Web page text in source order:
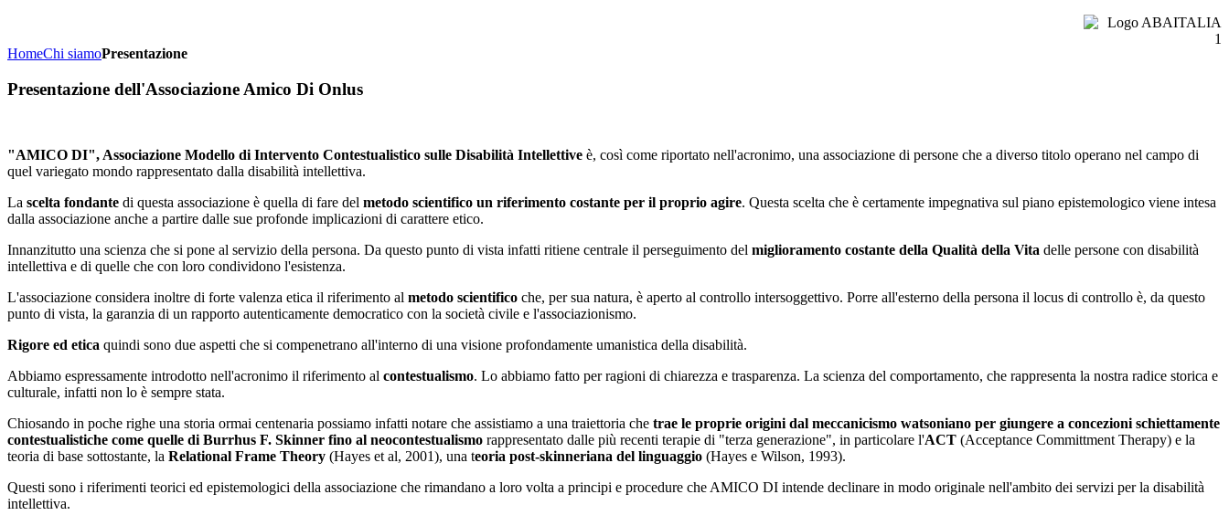
HomeChi siamoPresentazione
Presentazione dell'Associazione Amico Di Onlus
"AMICO DI", Associazione Modello di Intervento Contestualistico sulle Disabilità Intellettive è, così come riportato nell'acronimo, una associazione di persone che a diverso titolo operano nel campo di
quel variegato mondo rappresentato dalla disabilità intellettiva.
La scelta fondante di questa associazione è quella di fare del metodo scientifico un riferimento costante per il proprio agire. Questa scelta che è certamente impegnativa sul piano epistemologico viene intesa
dalla associazione anche a partire dalle sue profonde implicazioni di carattere etico.
Innanzitutto una scienza che si pone al servizio della persona. Da questo punto di vista infatti ritiene centrale il perseguimento del miglioramento costante della Qualità della Vita delle persone con disabilità
intellettiva e di quelle che con loro condividono l'esistenza.
L'associazione considera inoltre di forte valenza etica il riferimento al metodo scientifico che, per sua natura, è aperto al controllo intersoggettivo. Porre all'esterno della persona il locus di controllo è, da questo
punto di vista, la garanzia di un rapporto autenticamente democratico con la società civile e l'associazionismo.
Rigore ed etica quindi sono due aspetti che si compenetrano all'interno di una visione profondamente umanistica della disabilità.
Abbiamo espressamente introdotto nell'acronimo il riferimento al contestualismo. Lo abbiamo fatto per ragioni di chiarezza e trasparenza. La scienza del comportamento, che rappresenta la nostra radice storica e
culturale, infatti non lo è sempre stata.
Chiosando in poche righe una storia ormai centenaria possiamo infatti notare che assistiamo a una traiettoria che trae le proprie origini dal meccanicismo watsoniano per giungere a concezioni schiettamente
contestualistiche come quelle di Burrhus F. Skinner fino al neocontestualismo rappresentato dalle più recenti terapie di "terza generazione", in particolare l'ACT (Acceptance Committment Therapy) e la
teoria di base sottostante, la Relational Frame Theory (Hayes et al, 2001), una teoria post-skinneriana del linguaggio (Hayes e Wilson, 1993).
Questi sono i riferimenti teorici ed epistemologici della associazione che rimandano a loro volta a principi e procedure che AMICO DI intende declinare in modo originale nell'ambito dei servizi per la disabilità
intellettiva.